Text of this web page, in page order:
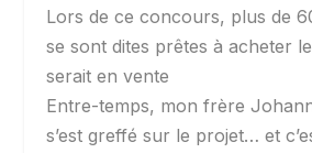
Lors de ce concours, plus de
se sont dites prêtes à acheter
serait en vente
Entre-temps, mon frère
s’est greffé sur le projet… et